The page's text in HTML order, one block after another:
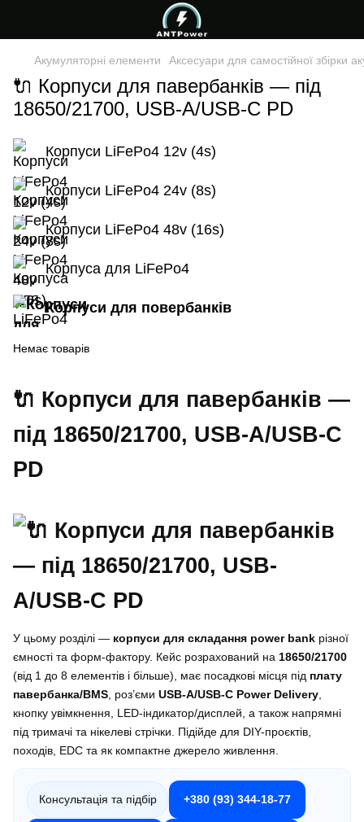
Акумуляторні елементи Аксесуари для самостійної збірки
🔌 Корпуси для павербанків — під
18650/21700, USB-A/USB-C PD
Корпуси LiFePo4 12v (4s)
Корпуси LiFePo4 24v (8s)
Корпуси LiFePo4 48v (16s)
Корпуса для LiFePo4
Корпуси для повербанків
Немає товарів
🔌 Корпуси для павербанків —
під 18650/21700, USB-A/USB-C
PD
У цьому розділі — корпуси для складання power bank різної
ємності та форм-фактору. Кейс розрахований на 18650/21700
(від 1 до 8 елементів і більше), має посадкові місця під плату
павербанка/BMS , роз’єми USB-A/USB-C Power Delivery
кнопку увімкнення, LED-індикатор/дисплей, а також напрямні
під тримачі та нікелеві стрічки. Підійде для DIY-проєктів,
походів, EDC та як компактне джерело живлення.
Консультація та підбір +380 (93) 344-18-77